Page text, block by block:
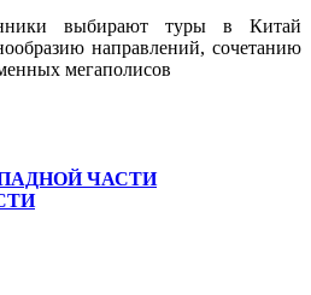
выбирают туры в Китай
направлений, сочетанию
мегаполисов
ЧАСТИ